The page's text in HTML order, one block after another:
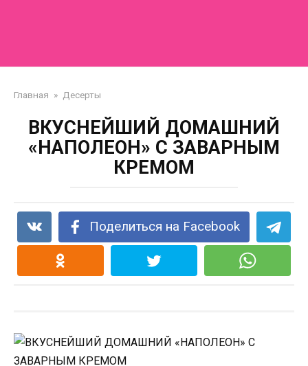
Главная » Десерты
ВКУСНЕЙШИЙ ДОМАШНИЙ
«НАПОЛЕОН» С ЗАВАРНЫМ
КРЕМОМ
Поделиться на Facebook